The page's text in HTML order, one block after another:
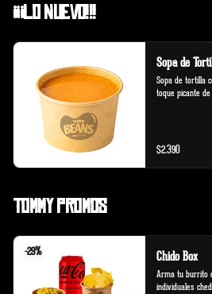
¡¡¡Lo Nuevo!!!
Sopa de
Sopa de tortilla
toque picante
$2.390
Tommy Promos
-29% Chido Box
Arma tu burrito
individuales